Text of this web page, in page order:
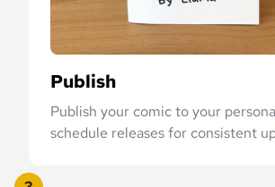
Publish
Publish your comic to your
schedule releases for consistent